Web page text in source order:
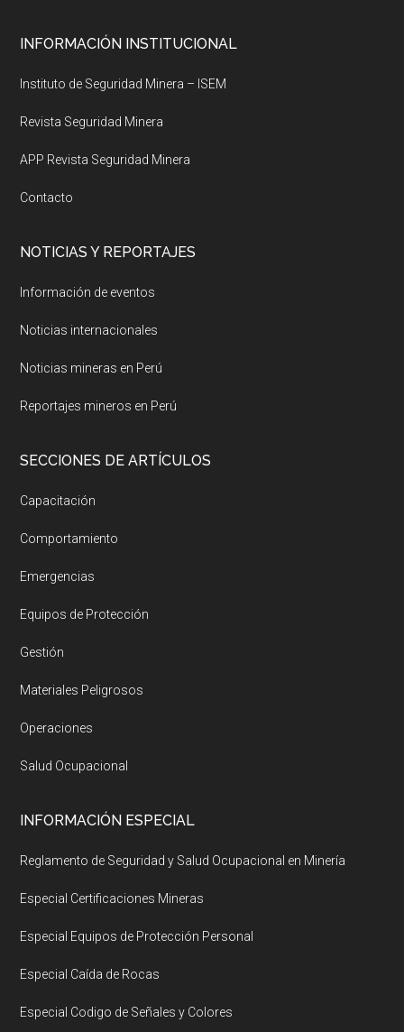
Footer
INFORMACIÓN INSTITUCIONAL
Instituto de Seguridad Minera – ISEM
Revista Seguridad Minera
APP Revista Seguridad Minera
Contacto
NOTICIAS Y REPORTAJES
Información de eventos
Noticias internacionales
Noticias mineras en Perú
Reportajes mineros en Perú
SECCIONES DE ARTÍCULOS
Capacitación
Comportamiento
Emergencias
Equipos de Protección
Gestión
Materiales Peligrosos
Operaciones
Salud Ocupacional
INFORMACIÓN ESPECIAL
Reglamento de Seguridad y Salud Ocupacional en Minería
Especial Certificaciones Mineras
Especial Equipos de Protección Personal
Especial Caída de Rocas
Especial Codigo de Señales y Colores